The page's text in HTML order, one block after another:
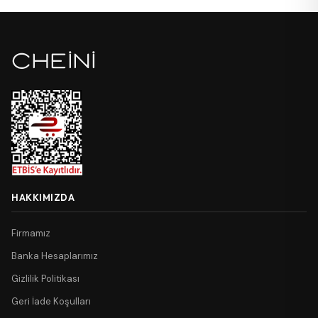
HAKKIMIZDA
Firmamız
Banka Hesaplarımız
Gizlilik Politikası
Geri İade Koşulları